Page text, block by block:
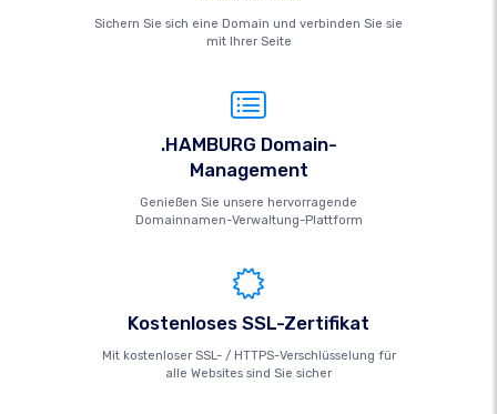
Sichern Sie sich eine Domain und verbinden Sie sie
mit Ihrer Seite
.HAMBURG Domain-
Management
Genießen Sie unsere hervorragende
Domainnamen-Verwaltung-Plattform
Kostenloses SSL-Zertifikat
Mit kostenloser SSL- / HTTPS-Verschlüsselung für
alle Websites sind Sie sicher